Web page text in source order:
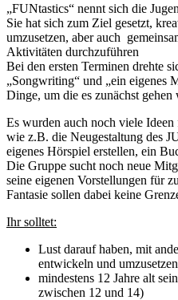
„FUNtastics“ nennt sich die
Sie hat sich zum Ziel gesetzt,
umzusetzen, aber auch
Aktivitäten durchzuführen
Bei den ersten Terminen drehte
„Songwriting“ und „ein eigenes
Dinge, um die es zunächst gehen
Es wurden auch noch viele
wie z.B. die Neugestaltung des
eigenes Hörspiel erstellen, ein
Die Gruppe sucht noch neue
seine eigenen Vorstellungen für
Fantasie sollen dabei keine
Ihr solltet:
Lust darauf haben, mit
entwickeln und umzusetzen
mindestens 12 Jahre alt
zwischen 12 und 14)